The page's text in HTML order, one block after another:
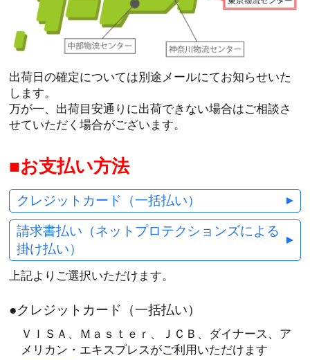
出荷日の確定については別途メールにてお知らせいた
します。
万が一、出荷目安通りに出荷できない場合はご相談さ
せていただく場合がございます。
お支払い方法
クレジットカード（一括払い）
請求書払い（ネットプロテクションズによる
掛け払い）
上記よりご選択いただけます。
●クレジットカード（一括払い）
ＶＩＳＡ、Ｍａｓｔｅｒ、ＪＣＢ、ダイナース、ア
メリカン・エキスプレスがご利用いただけます